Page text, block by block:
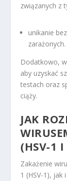
związanych z
unikanie
zarażonych.
Dodatkowo,
aby uzyskać
testach oraz
ciąży.
JAK
(HSV-1 I
Zakażenie
1 (HSV-1), jak